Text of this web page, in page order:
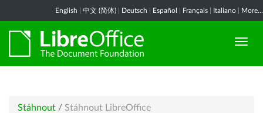
English 中文 (简体) Deutsch Español Français Italiano More...
Stáhnout / Stáhnout LibreOffice